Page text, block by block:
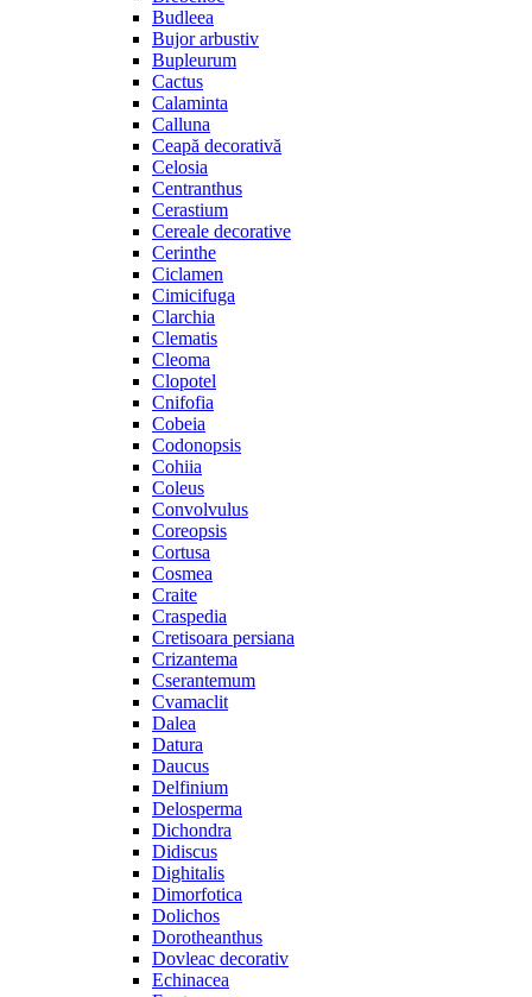
Budleea
Bujor arbustiv
Bupleurum
Cactus
Calaminta
Calluna
Ceapă decorativă
Celosia
Centranthus
Cerastium
Cereale decorative
Cerinthe
Ciclamen
Cimicifuga
Clarchia
Clematis
Cleoma
Clopotel
Cnifofia
Cobeia
Codonopsis
Cohiia
Coleus
Convolvulus
Coreopsis
Cortusa
Cosmea
Craite
Craspedia
Cretisoara persiana
Crizantema
Cserantemum
Cvamaclit
Dalea
Datura
Daucus
Delfinium
Delosperma
Dichondra
Didiscus
Dighitalis
Dimorfotica
Dolichos
Dorotheanthus
Dovleac decorativ
Echinacea